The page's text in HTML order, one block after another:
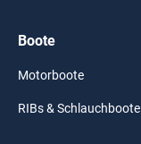
Boote
Motorboote
RIBs & Schlauchboote